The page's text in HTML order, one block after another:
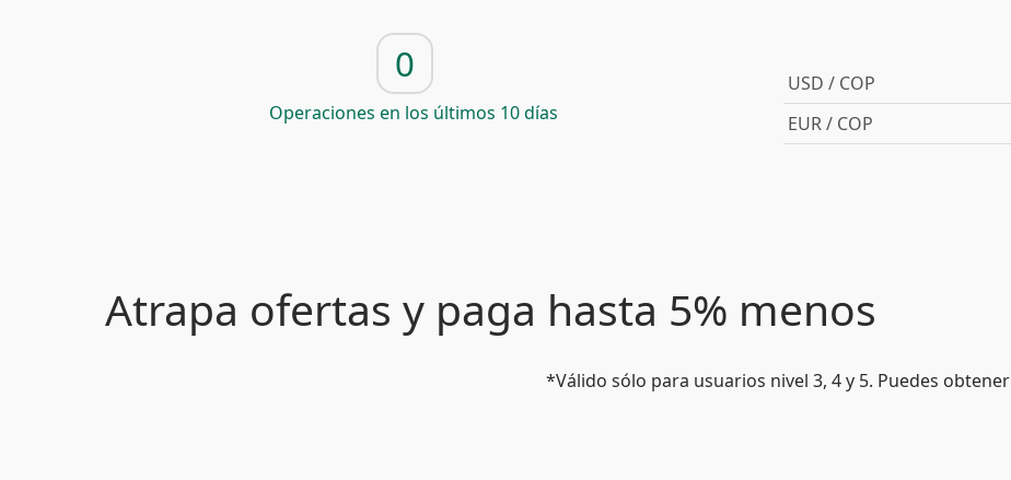
0
Operaciones en los últimos 10 días
USD / COP
EUR / COP
Atrapa ofertas y paga hasta 5% menos
*Válido sólo para usuarios nivel 3, 4 y 5. Puedes obtener